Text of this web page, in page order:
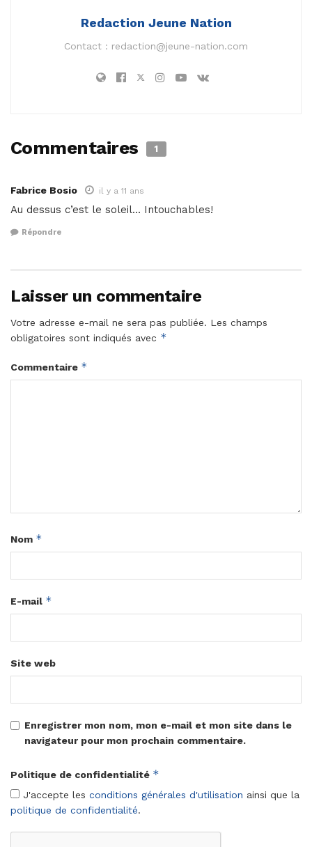
Redaction Jeune Nation
Contact : redaction@jeune-nation.com
Commentaires 1
Fabrice Bosio il y a 11 ans
Au dessus c’est le soleil… Intouchables!
Répondre
Laisser un commentaire
Votre adresse e-mail ne sera pas publiée. Les champs
obligatoires sont indiqués avec *
Commentaire *
Nom *
E-mail *
Site web
Enregistrer mon nom, mon e-mail et mon site dans le
navigateur pour mon prochain commentaire.
Politique de confidentialité *
J'accepte les conditions générales d'utilisation ainsi que la
politique de confidentialité.